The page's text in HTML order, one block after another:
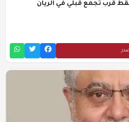
قرب تجمع قبلي في الريان